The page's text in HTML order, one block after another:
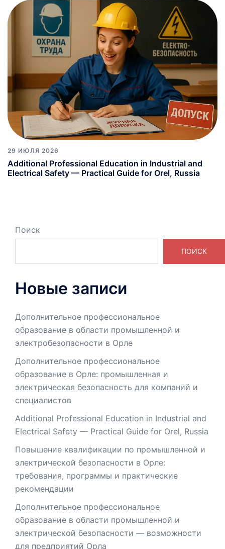
29 ИЮЛЯ 2026
Additional Professional Education in Industrial and
Electrical Safety — Practical Guide for Orel, Russia
Поиск
ПОИСК
Новые записи
Дополнительное профессиональное
образование в области промышленной и
электробезопасности в Орле
Дополнительное профессиональное
образование в Орле: промышленная и
электрическая безопасность для компаний и
специалистов
Additional Professional Education in Industrial and
Electrical Safety — Practical Guide for Orel, Russia
Повышение квалификации по промышленной и
электрической безопасности в Орле:
требования, программы и практические
рекомендации
Дополнительное профессиональное
образование в области промышленной и
электрической безопасности — возможности
для предприятий Орла